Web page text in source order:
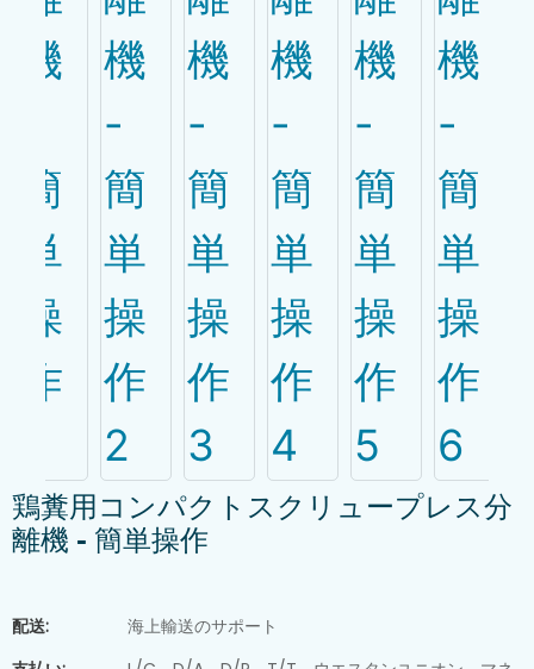
鶏糞用コンパクトスクリュープレス分
離機 - 簡単操作
配送:
海上輸送のサポート